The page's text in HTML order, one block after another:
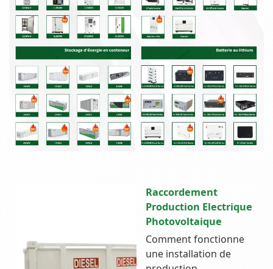
Raccordement
Production Electrique
Photovoltaique
Comment fonctionne
une installation de